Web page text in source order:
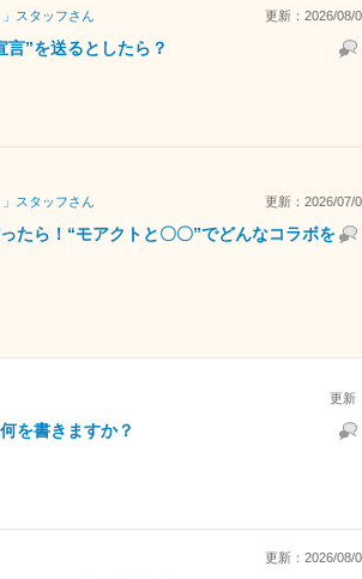
スタッフさん 更新：2026/08/
”を送るとしたら？
スタッフさん 更新：2026/07/
たら！“モアクトと〇〇”でどんなコラボを
更新
を書きますか？
更新：2026/08/